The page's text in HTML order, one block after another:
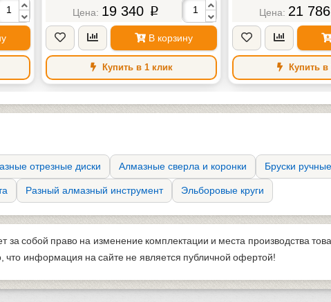
19 340 p
В корзину
Купить в 1 клик
21 786
Купить в
отрезные диски Алмазные сверла и коронки Бруски
Разный алмазный инструмент Эльборовые круги
за собой право на изменение комплектации и места производства
информация на сайте не является публичной офертой!